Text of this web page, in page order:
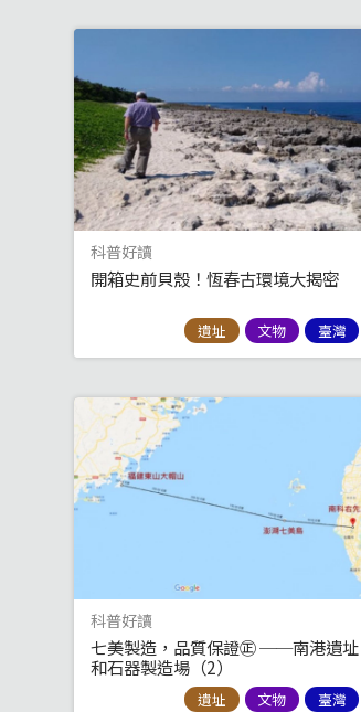
科普好讀
開箱史前貝殼！恆春古環境大揭密
遺址 文物 臺灣
科普好讀
七美製造，品質保證㊣ ──南港遺址
和石器製造場（2）
遺址 文物 臺灣